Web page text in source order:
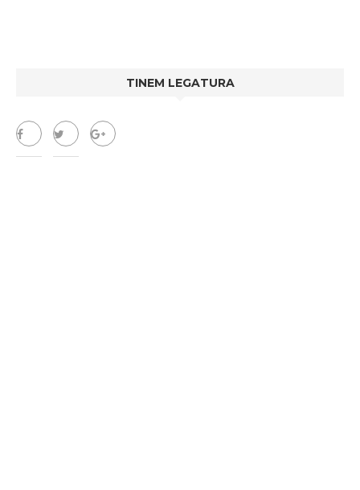
TINEM LEGATURA